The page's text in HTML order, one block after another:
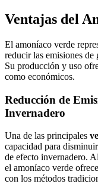
Ventajas del
El amoníaco verde
reducir las emisiones de
Su producción y uso
como económicos.
Reducción de
Invernadero
Una de las principales
capacidad para
de efecto invernadero.
el amoníaco verde
con los métodos